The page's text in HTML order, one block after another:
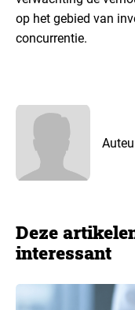
op het gebied van
concurrentie.
Deze
interessant